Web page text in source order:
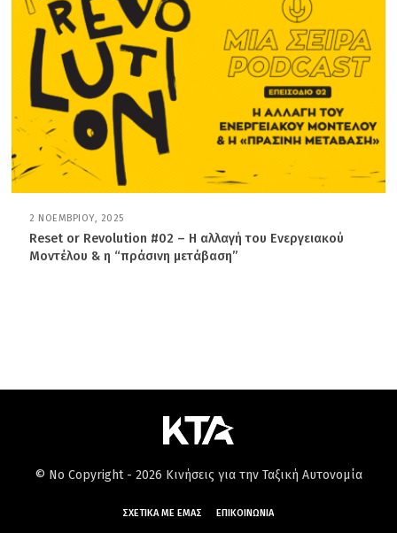
,
0
2
5
2 ΝΟΕΜΒΡΊΟΥ, 2025
4
Ν
Ο
0
Reset or Revolution #02 – Η αλλαγή του Ενεργειακού
Μοντέλου & η “πράσινη μετάβαση”
© No Copyright - 2026 Κινήσεις για την Ταξική Αυτονομία
ΣΧΕΤΙΚΆ ΜΕ ΕΜΆΣ ΕΠΙΚΟΙΝΩΝΊΑ